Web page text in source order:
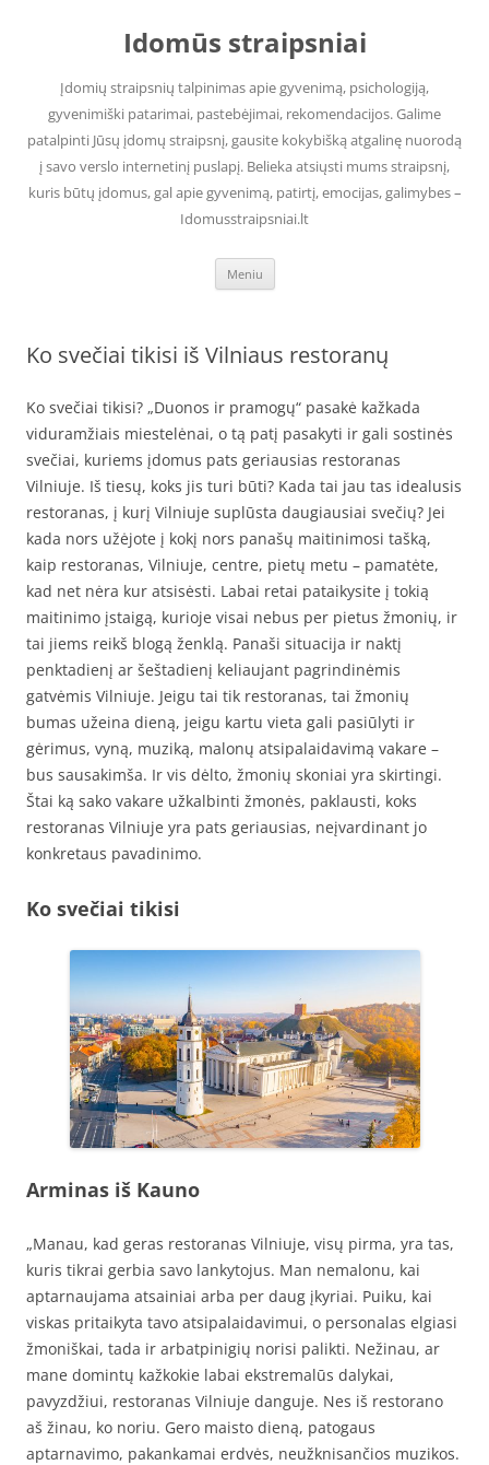
Idomūs straipsniai
Įdomių straipsnių talpinimas apie gyvenimą, psichologiją,
gyvenimiški patarimai, pastebėjimai, rekomendacijos. Galime
patalpinti Jūsų įdomų straipsnį, gausite kokybišką atgalinę nuorodą
į savo verslo internetinį puslapį. Belieka atsiųsti mums straipsnį,
kuris būtų įdomus, gal apie gyvenimą, patirtį, emocijas, galimybes –
Idomusstraipsniai.lt
Meniu
Ko svečiai tikisi iš Vilniaus restoranų
Ko svečiai tikisi? „Duonos ir pramogų“ pasakė kažkada
viduramžiais miestelėnai, o tą patį pasakyti ir gali sostinės
svečiai, kuriems įdomus pats geriausias restoranas
Vilniuje. Iš tiesų, koks jis turi būti? Kada tai jau tas idealusis
restoranas, į kurį Vilniuje suplūsta daugiausiai svečių? Jei
kada nors užėjote į kokį nors panašų maitinimosi tašką,
kaip restoranas, Vilniuje, centre, pietų metu – pamatėte,
kad net nėra kur atsisėsti. Labai retai pataikysite į tokią
maitinimo įstaigą, kurioje visai nebus per pietus žmonių, ir
tai jiems reikš blogą ženklą. Panaši situacija ir naktį
penktadienį ar šeštadienį keliaujant pagrindinėmis
gatvėmis Vilniuje. Jeigu tai tik restoranas, tai žmonių
bumas užeina dieną, jeigu kartu vieta gali pasiūlyti ir
gėrimus, vyną, muziką, malonų atsipalaidavimą vakare –
bus sausakimša. Ir vis dėlto, žmonių skoniai yra skirtingi.
Štai ką sako vakare užkalbinti žmonės, paklausti, koks
restoranas Vilniuje yra pats geriausias, neįvardinant jo
konkretaus pavadinimo.
Ko svečiai tikisi
Arminas iš Kauno
„Manau, kad geras restoranas Vilniuje, visų pirma, yra tas,
kuris tikrai gerbia savo lankytojus. Man nemalonu, kai
aptarnaujama atsainiai arba per daug įkyriai. Puiku, kai
viskas pritaikyta tavo atsipalaidavimui, o personalas elgiasi
žmoniškai, tada ir arbatpinigių norisi palikti. Nežinau, ar
mane domintų kažkokie labai ekstremalūs dalykai,
pavyzdžiui, restoranas Vilniuje danguje. Nes iš restorano
aš žinau, ko noriu. Gero maisto dieną, patogaus
aptarnavimo, pakankamai erdvės, neužknisančios muzikos.